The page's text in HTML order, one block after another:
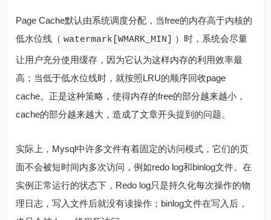
Page Cache默认由系统调度分配，当free的内存高于内核的
低水位线（ watermark[WMARK_MIN] ）时，系统会尽量
让用户充分使用缓存，因为它认为这样内存的利用效率最
高；当低于低水位线时，就按照LRU的顺序回收page
cache。正是这种策略，使得内存的free的部分越来越小，
cache的部分越来越大，造成了文章开头提到的问题。
实际上，Mysql中许多文件有着固定的访问模式，它们的页
面不会被短时间内多次访问，例如redo log和binlog文件。在
实例正常运行的状态下，Redo log只是持久化每次操作的物
理日志，写入文件后就没有读操作；binlog文件在写入后，